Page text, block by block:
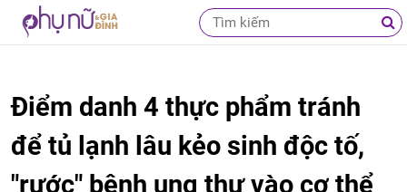
Điểm danh 4 thực phẩm tránh
để tủ lạnh lâu kẻo sinh độc tố,
"rước" bệnh ung thư vào cơ thể